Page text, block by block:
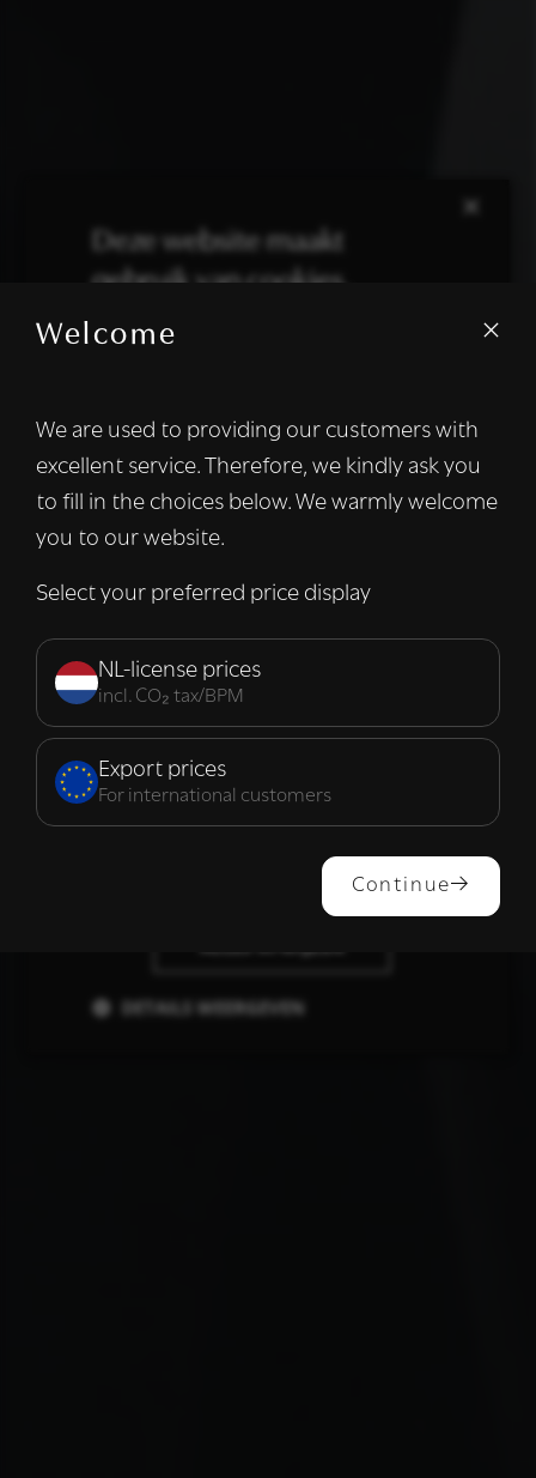
Welcome
We are used to providing our customers with
excellent service. Therefore, we kindly ask you
to fill in the choices below. We warmly welcome
you to our website.
Select your preferred price display
NL-license prices
incl. CO₂ tax/BPM
Export prices
For international customers
Continue
×
Deze website maakt
gebruik van cookies.
We gebruiken cookies om inhoud en
informatie over uw gebruik van onze site
met onze advertentie- en analysepartners,
die deze kunnen combineren met andere
informatie die u aan hen heeft verstrekt of
van hun diensten. Lees verder
Strikt
noodzakelijk
Prestatie Targeting
ALLES ACCEPTEREN
DETAILS WEERGEVEN